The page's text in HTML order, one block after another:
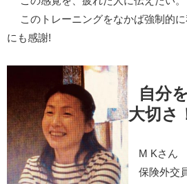
このトレーニングをなかば強制的に
にも感謝!
自分
大切さ
M Kさん
保険外交